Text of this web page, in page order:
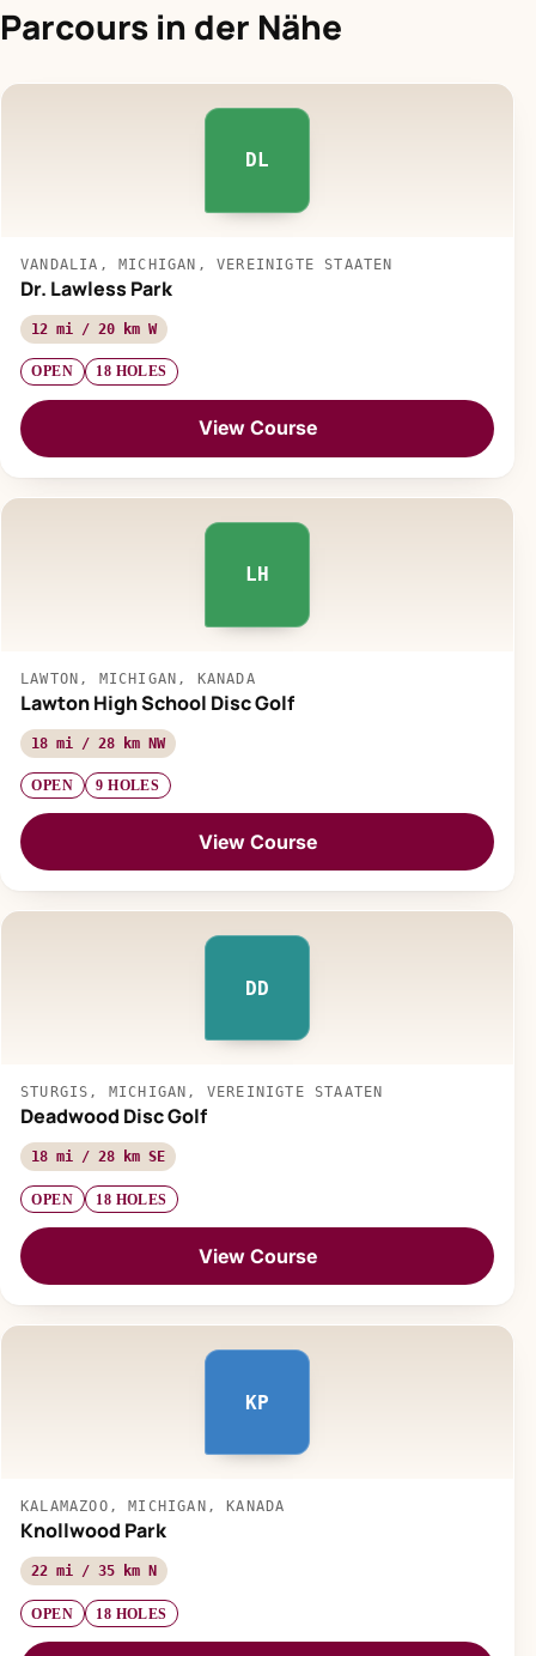
Parcours in der Nähe
DL
VANDALIA, MICHIGAN, VEREINIGTE STAATEN
Dr. Lawless Park
12 mi / 20 km W
OPEN 18 HOLES
View Course
LH
LAWTON, MICHIGAN, KANADA
Lawton High School Disc Golf
18 mi / 28 km NW
OPEN 9 HOLES
View Course
DD
STURGIS, MICHIGAN, VEREINIGTE STAATEN
Deadwood Disc Golf
18 mi / 28 km SE
OPEN 18 HOLES
View Course
KP
KALAMAZOO, MICHIGAN, KANADA
Knollwood Park
22 mi / 35 km N
OPEN 18 HOLES